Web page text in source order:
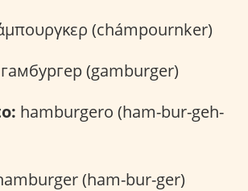
(chámpournker)
гамбургер (gamburger)
hamburgero (ham-bur-geh-
(ham-bur-ger)